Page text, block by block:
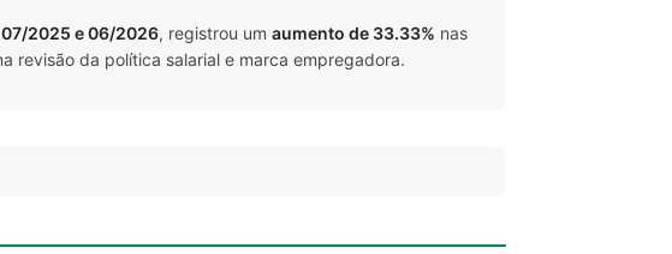
07/2025 e 06/2026, registrou um aumento de 33.33% nas
revisão da política salarial e marca empregadora.